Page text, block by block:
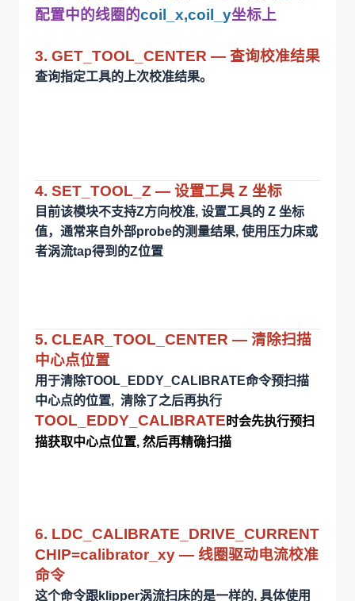
配置中的线圈的coil_x,coil_y坐标上
3. GET_TOOL_CENTER — 查询校准结果
查询指定工具的上次校准结果。
4. SET_TOOL_Z — 设置工具 Z 坐标
目前该模块不支持Z方向校准, 设置工具的 Z 坐标
值，通常来自外部probe的测量结果, 使用压力床或
者涡流tap得到的Z位置
5. CLEAR_TOOL_CENTER — 清除扫描
中心点位置
用于清除TOOL_EDDY_CALIBRATE命令预扫描
中心点的位置, 清除了之后再执行
TOOL_EDDY_CALIBRATE 时会先执行预扫
描获取中心点位置, 然后再精确扫描
6. LDC_CALIBRATE_DRIVE_CURRENT
CHIP=calibrator_xy — 线圈驱动电流校准
命令
这个命令跟klipper涡流扫床的是一样的, 具体使用